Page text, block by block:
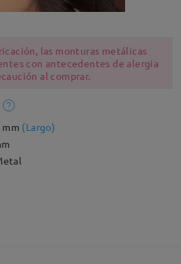
las monturas metálicas
con antecedentes de alergia
al comprar.
mm (Largo)